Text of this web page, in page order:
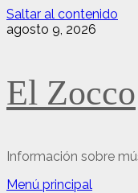
Saltar al contenido
agosto 9, 2026
El Zocco
Información sobre
Menú principal